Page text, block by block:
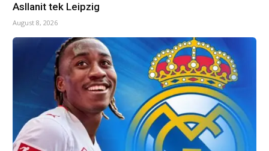
Asllanit tek Leipzig
August 8, 2026